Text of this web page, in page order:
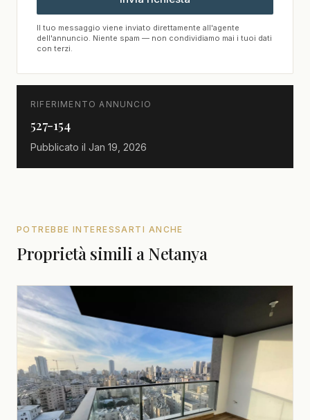
Il tuo messaggio viene inviato direttamente all'agente
dell'annuncio. Niente spam — non condividiamo mai i tuoi dati
con terzi.
RIFERIMENTO ANNUNCIO
527-154
Pubblicato il Jan 19, 2026
POTREBBE INTERESSARTI ANCHE
Proprietà simili a Netanya